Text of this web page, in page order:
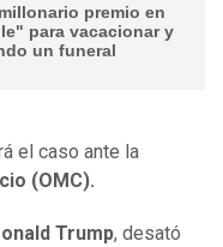
premio en
para vacacionar y
un funeral
el caso ante la
(OMC).
Trump, desató